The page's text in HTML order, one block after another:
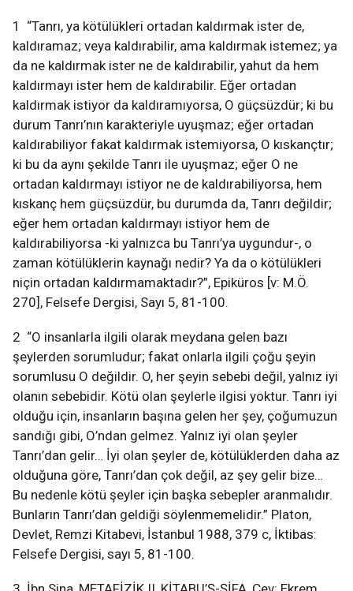
1 “Tanrı, ya kötülükleri ortadan kaldırmak ister de,
kaldıramaz; veya kaldırabilir, ama kaldırmak istemez; ya
da ne kaldırmak ister ne de kaldırabilir, yahut da hem
kaldırmayı ister hem de kaldırabilir. Eğer ortadan
kaldırmak istiyor da kaldıramıyorsa, O güçsüzdür; ki bu
durum Tanrı’nın karakteriyle uyuşmaz; eğer ortadan
kaldırabiliyor fakat kaldırmak istemiyorsa, O kıskançtır;
ki bu da aynı şekilde Tanrı ile uyuşmaz; eğer O ne
ortadan kaldırmayı istiyor ne de kaldırabiliyorsa, hem
kıskanç hem güçsüzdür, bu durumda da, Tanrı değildir;
eğer hem ortadan kaldırmayı istiyor hem de
kaldırabiliyorsa -ki yalnızca bu Tanrı’ya uygundur-, o
zaman kötülüklerin kaynağı nedir? Ya da o kötülükleri
niçin ortadan kaldırmamaktadır?”, Epiküros [v: M.Ö.
270], Felsefe Dergisi, Sayı 5, 81-100.
2 “O insanlarla ilgili olarak meydana gelen bazı
şeylerden sorumludur; fakat onlarla ilgili çoğu şeyin
sorumlusu O değildir. O, her şeyin sebebi değil, yalnız iyi
olanın sebebidir. Kötü olan şeylerle ilgisi yoktur. Tanrı iyi
olduğu için, insanların başına gelen her şey, çoğumuzun
sandığı gibi, O’ndan gelmez. Yalnız iyi olan şeyler
Tanrı’dan gelir… İyi olan şeyler de, kötülüklerden daha az
olduğuna göre, Tanrı’dan çok değil, az şey gelir bize…
Bu nedenle kötü şeyler için başka sebepler aranmalıdır.
Bunların Tanrı’dan geldiği söylenmemelidir.” Platon,
Devlet, Remzi Kitabevi, İstanbul 1988, 379 c, İktibas:
Felsefe Dergisi, sayı 5, 81-100.